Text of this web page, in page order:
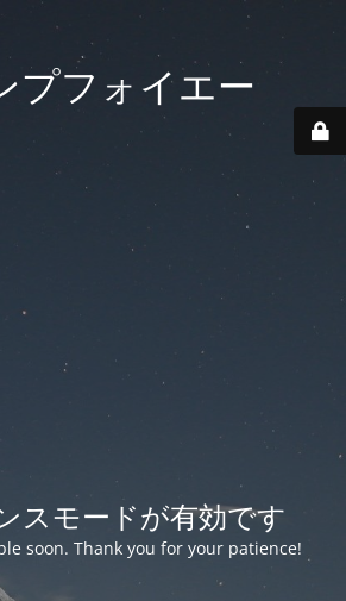
プフォイエー
スモードが有効です
soon. Thank you for your patience!